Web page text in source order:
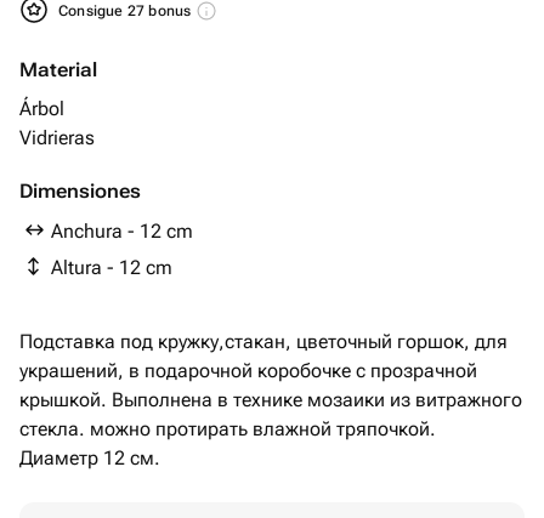
Consigue 27 bonus
Material
Árbol
Vidrieras
Dimensiones
Anchura - 12 cm
Altura - 12 cm
Подставка под кружку,стакан, цветочный горшок, для
украшений, в подарочной коробочке с прозрачной
крышкой. Выполнена в технике мозаики из витражного
стекла. можно протирать влажной тряпочкой.
Диаметр 12 см.